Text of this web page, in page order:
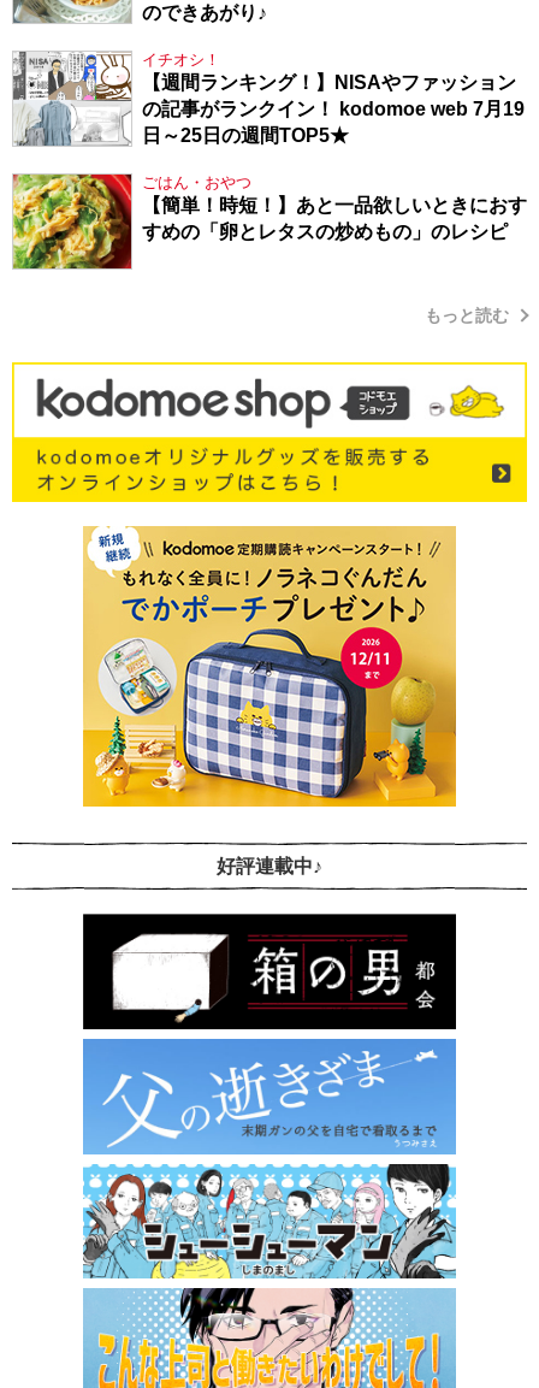
のできあがり♪
イチオシ！
【週間ランキング！】NISAやファッション
の記事がランクイン！ kodomoe web 7月19
日～25日の週間TOP5★
ごはん・おやつ
【簡単！時短！】あと一品欲しいときにおす
すめの「卵とレタスの炒めもの」のレシピ
もっと読む
好評連載中♪